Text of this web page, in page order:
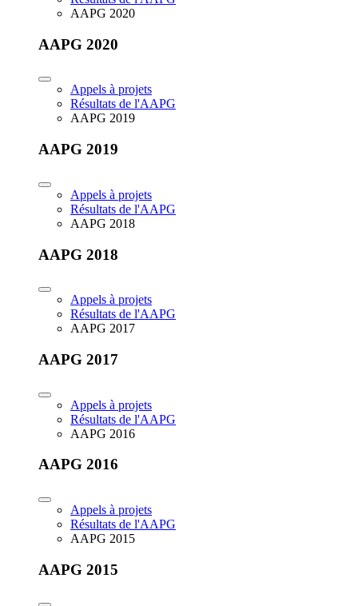
AAPG 2020
AAPG 2020
Appels à projets
Résultats de l'AAPG
AAPG 2019
AAPG 2019
Appels à projets
Résultats de l'AAPG
AAPG 2018
AAPG 2018
Appels à projets
Résultats de l'AAPG
AAPG 2017
AAPG 2017
Appels à projets
Résultats de l'AAPG
AAPG 2016
AAPG 2016
Appels à projets
Résultats de l'AAPG
AAPG 2015
AAPG 2015